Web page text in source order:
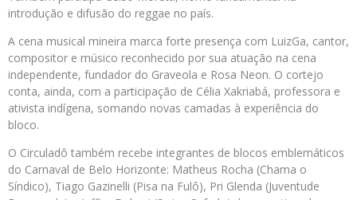
introdução e difusão do reggae no país.
A cena musical mineira marca forte presença com LuizGa, cantor,
compositor e músico reconhecido por sua atuação na cena
independente, fundador do Graveola e Rosa Neon. O cortejo
conta, ainda, com a participação de Célia Xakriabá, professora e
ativista indígena, somando novas camadas à experiência do
bloco.
O Circuladô também recebe integrantes de blocos emblemáticos
do Carnaval de Belo Horizonte: Matheus Rocha (Chama o
Síndico), Tiago Gazinelli (Pisa na Fulô), Pri Glenda (Juventude